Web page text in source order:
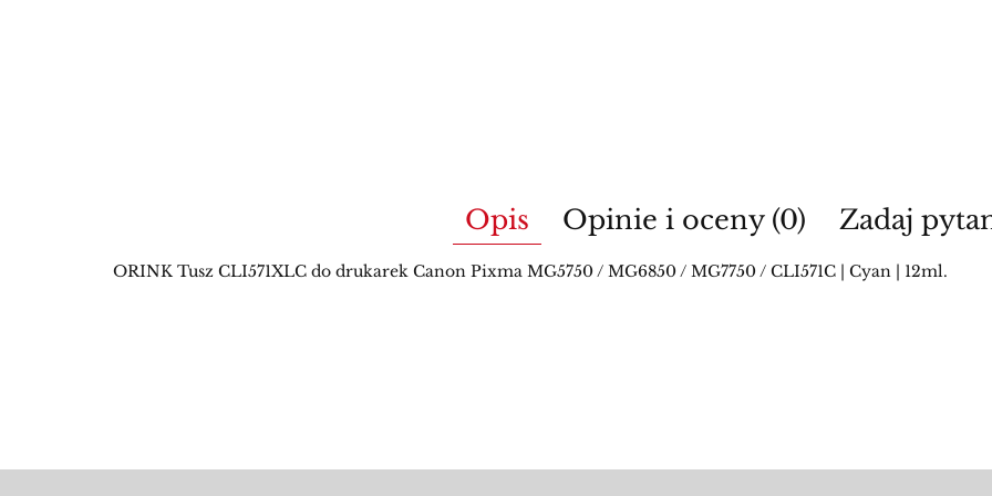
Opis Opinie i oceny (0) Zadaj
ORINK Tusz CLI571XLC do drukarek Canon Pixma MG5750 / MG6850 / MG7750 / CLI571C | Cyan | 12ml.